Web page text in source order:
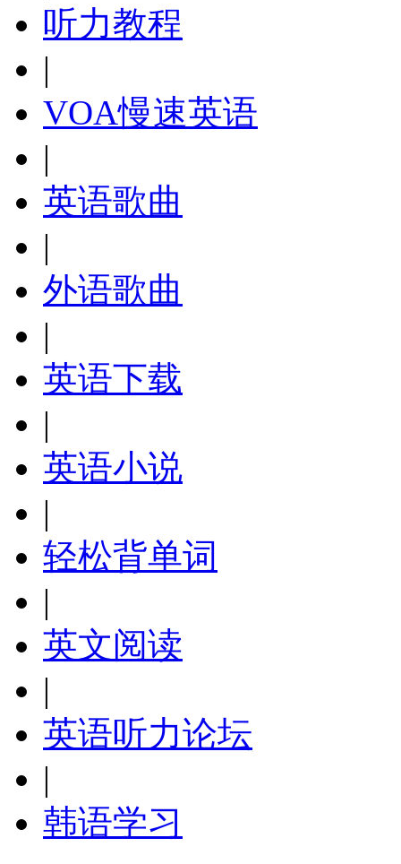
听力教程
|
VOA慢速英语
|
英语歌曲
|
外语歌曲
|
英语下载
|
英语小说
|
轻松背单词
|
英文阅读
|
英语听力论坛
|
韩语学习